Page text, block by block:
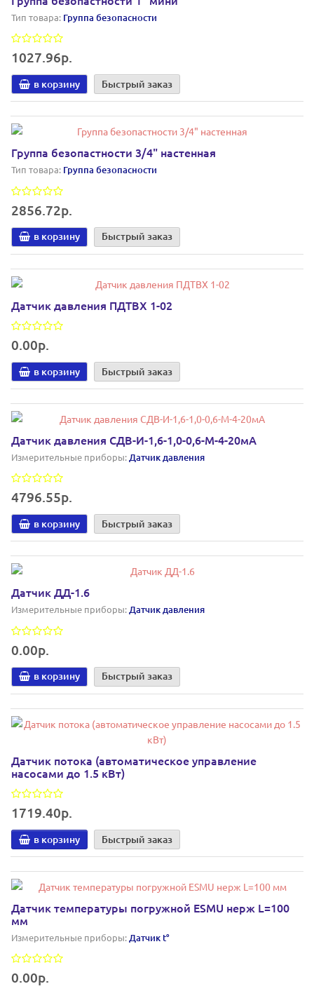
Тип товара: Группа безопасности
1027.96р.
в корзину Быстрый заказ
Группа безопастности 3/4" настенная
Тип товара: Группа безопасности
2856.72р.
в корзину Быстрый заказ
Датчик давления ПДТВХ 1-02
0.00р.
в корзину Быстрый заказ
Датчик давления СДВ-И-1,6-1,0-0,6-М-4-20мА
Измерительные приборы:Датчик давления
4796.55р.
в корзину Быстрый заказ
Датчик ДД-1.6
Измерительные приборы:Датчик давления
0.00р.
в корзину Быстрый заказ
Датчик потока (автоматическое управление
насосами до 1.5 кВт)
1719.40р.
в корзину Быстрый заказ
Датчик температуры погружной ESMU нерж L=100
мм
Измерительные приборы:Датчик t°
0.00р.